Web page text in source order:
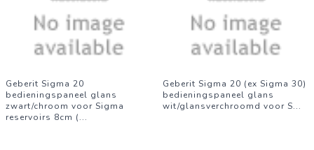
Geberit Sigma 20
bedieningspaneel glans
zwart/chroom voor Sigma
reservoirs 8cm (...
Geberit Sigma 20 (ex Sigma 30)
bedieningspaneel glans
wit/glansverchroomd voor S...